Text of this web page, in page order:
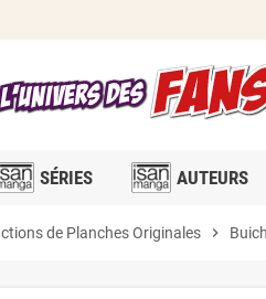
SÉRIES AUTEURS
de Planches Originales chevron_right